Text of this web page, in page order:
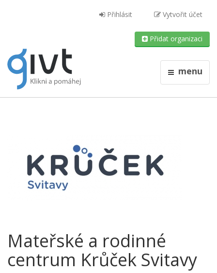
Přihlásit Vytvořit účet
Přidat organizaci
menu
Mateřské a rodinné
centrum Krůček Svitavy